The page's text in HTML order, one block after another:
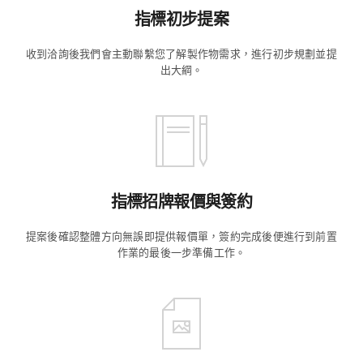
指標初步提案
收到洽詢後我們會主動聯繫您了解製作物需求，進行初步規劃並提
出大綱。
指標招牌報價與簽約
提案後確認整體方向無誤即提供報價單，簽約完成後便進行到前置
作業的最後一步準備工作。